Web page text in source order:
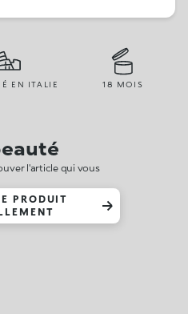
EN ITALIE 18 MOIS
l'article qui vous
PRODUIT